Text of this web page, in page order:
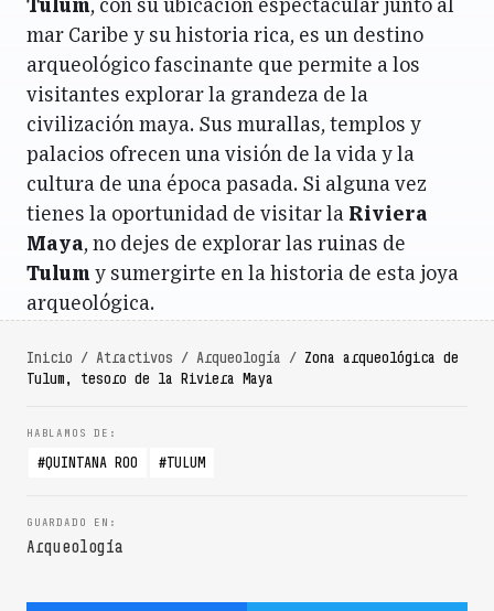
Tulum, con su ubicación espectacular junto al
mar Caribe y su historia rica, es un destino
arqueológico fascinante que permite a los
visitantes explorar la grandeza de la
civilización maya. Sus murallas, templos y
palacios ofrecen una visión de la vida y la
cultura de una época pasada. Si alguna vez
tienes la oportunidad de visitar la Riviera
Maya, no dejes de explorar las ruinas de
Tulum y sumergirte en la historia de esta joya
arqueológica.
Inicio / Atractivos / Arqueología / Zona arqueológica de
Tulum, tesoro de la Riviera Maya
QUINTANA ROO TULUM
Arqueología